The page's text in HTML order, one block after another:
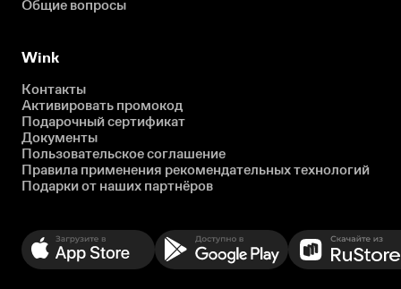
Общие вопросы
Wink
Контакты
Активировать промокод
Подарочный сертификат
Документы
Пользовательское соглашение
Правила применения рекомендательных технологий
Подарки от наших партнёров